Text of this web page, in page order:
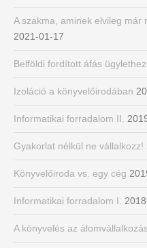
A szakma, aminek elvileg már
2021-01-17
Belföldi fordított áfás
Izoláció a könyvelőirodában
Informatikai forradalom II.
Gyakorlat nélkül ne vállalkozz!
Könyvelőiroda vs. egy cég
Informatikai forradalom I.
A könyvelés az